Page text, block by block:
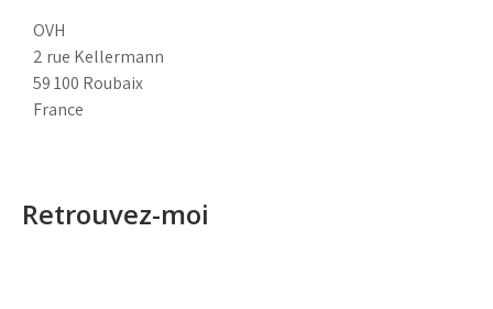
OVH
2 rue Kellermann
59 100 Roubaix
France
Retrouvez-moi